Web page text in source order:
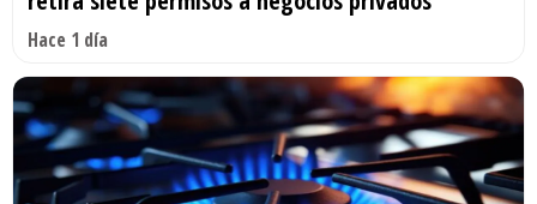
Hace 1 día